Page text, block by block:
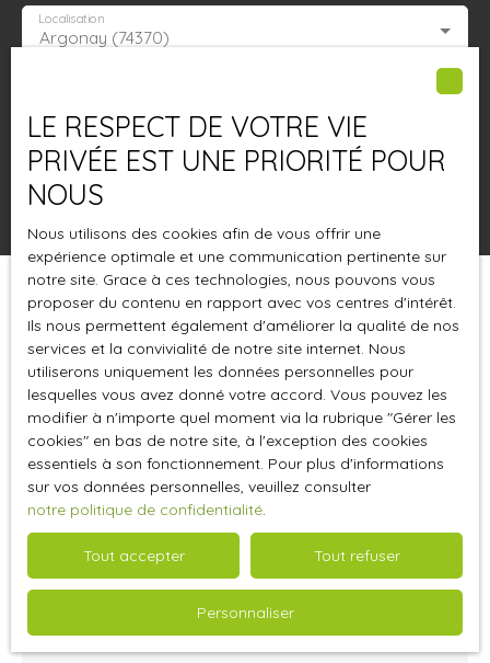
Estimation
Argonay (74370)
Localisation
Surface min (m²)
Pertinence
Trier par Créer une alerte
LE RESPECT DE VOTRE VIE
PRIVÉE EST UNE PRIORITÉ POUR
NOUS
Nous utilisons des cookies afin de vous offrir une
expérience optimale et une communication pertinente sur
notre site. Grace à ces technologies, nous pouvons vous
proposer du contenu en rapport avec vos centres d'intérêt.
Ils nous permettent également d'améliorer la qualité de nos
services et la convivialité de notre site internet. Nous
utiliserons uniquement les données personnelles pour
lesquelles vous avez donné votre accord. Vous pouvez les
modifier à n'importe quel moment via la rubrique ″Gérer les
cookies″ en bas de notre site, à l'exception des cookies
essentiels à son fonctionnement. Pour plus d'informations
sur vos données personnelles, veuillez consulter
notre politique de confidentialité.
Tout accepter Tout refuser
Personnaliser